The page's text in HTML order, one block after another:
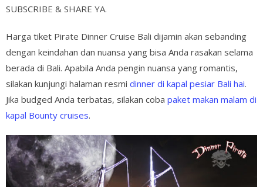
SUBSCRIBE & SHARE YA.
Harga tiket Pirate Dinner Cruise Bali dijamin akan sebanding
dengan keindahan dan nuansa yang bisa Anda rasakan selama
berada di Bali. Apabila Anda pengin nuansa yang romantis,
silakan kunjungi halaman resmi dinner di kapal pesiar Bali hai.
Jika budged Anda terbatas, silakan coba paket makan malam di
kapal Bounty cruises.